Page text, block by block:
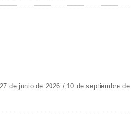
27 de junio de 2026 / 10 de septiembre de